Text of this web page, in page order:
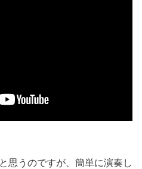
思うのですが、簡単に演奏し